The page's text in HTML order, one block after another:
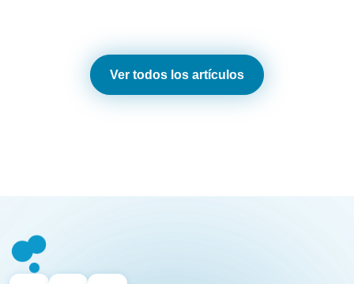
Ver todos los artículos